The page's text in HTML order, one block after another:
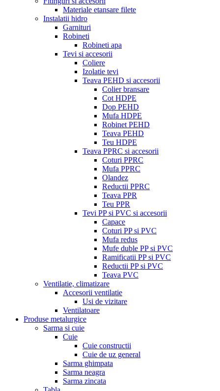
Materiale etansare filete
Instalatii hidro
Garnituri
Robineti
Robineti apa
Tevi si accesorii
Coliere
Izolatie tevi
Teava PEHD si accesorii
Colier bransare
Cot HDPE
Dop PEHD
Mufa HDPE
Robinet PEHD
Teava PEHD
Teu HDPE
Teava PPRC si accesorii
Coturi PPRC
Mufa PPRC
Olandez
Reductii PPRC
Teava PPR
Teu PPR
Tevi PP si PVC si accesorii
Capace
Coturi PP si PVC
Mufa redus
Mufe duble PP si PVC
Ramificatii PP si PVC
Reductii PP si PVC
Teava PVC
Ventilatie, climatizare
Accesorii ventilatie
Usi de vizitare
Ventilatoare
Produse metalurgice
Sarma si cuie
Cuie
Cuie constructii
Cuie de uz general
Sarma ghimpata
Sarma neagra
Sarma zincata